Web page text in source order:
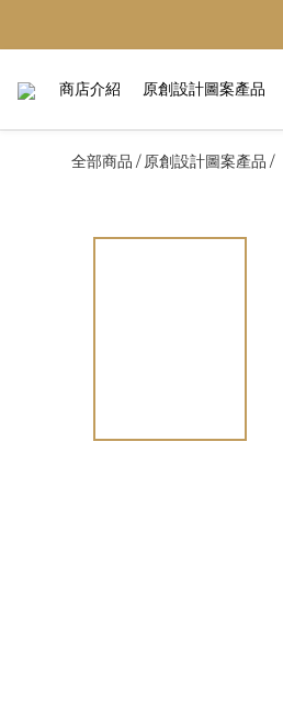
商店介紹 原創設計圖案產品
全部商品 /原創設計圖案產品 /